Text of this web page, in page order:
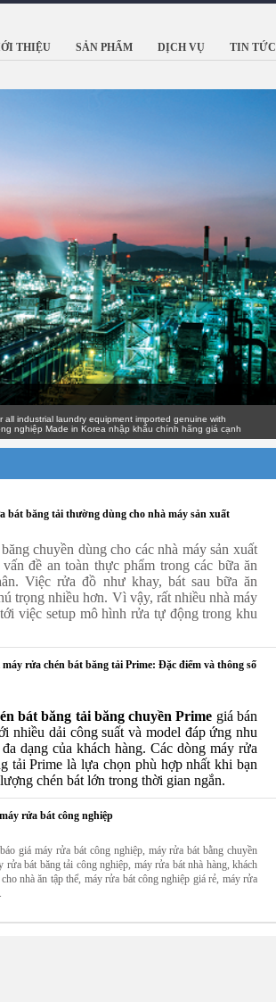
THIỆU SẢN PHẨM DỊCH VỤ TIN TỨC
laundry equipment imported genuine with
Made in Korea nhập khẩu chính hãng giá cạnh
bát băng tải thường dùng cho nhà máy sản xuất
chuyền dùng cho các nhà máy sản xuất
đề an toàn thực phẩm trong các bữa ăn
Việc rửa đồ như khay, bát sau bữa ăn
trọng nhiều hơn. Vì vậy, rất nhiều nhà máy
việc setup mô hình rửa tự động trong khu
máy rửa chén bát băng tải Prime: Đặc điểm và thông số
bát băng tải băng chuyền Prime giá bán
nhiều dải công suất và model đáp ứng nhu
dạng của khách hàng. Các dòng máy rửa
tải Prime là lựa chọn phù hợp nhất khi bạn
chén bát lớn trong thời gian ngắn.
rửa bát công nghiệp
giá máy rửa bát công nghiệp, máy rửa bát bằng chuyền
rửa bát băng tải công nghiệp, máy rửa bát nhà hàng, khách
nhà ăn tập thể, máy rửa bát công nghiệp giá rẻ, máy rửa